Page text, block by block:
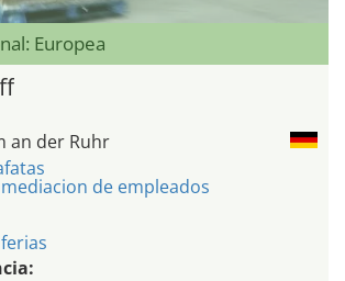
Europea
an der Ruhr
de empleados